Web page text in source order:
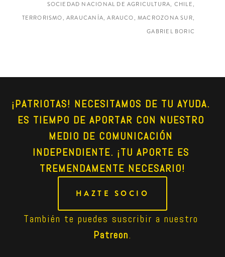
SOCIEDAD NACIONAL DE AGRICULTURA, CHILE,
TERRORISMO, ARAUCANÍA, ARAUCO, MACROZONA SUR,
GABRIEL BORIC
¡PATRIOTAS! NECESITAMOS DE TU AYUDA.
ES TIEMPO DE APORTAR CON NUESTRO
MEDIO DE COMUNICACIÓN
INDEPENDIENTE. ¡TU APORTE ES
TREMENDAMENTE NECESARIO!
HAZTE SOCIO
Patreon.